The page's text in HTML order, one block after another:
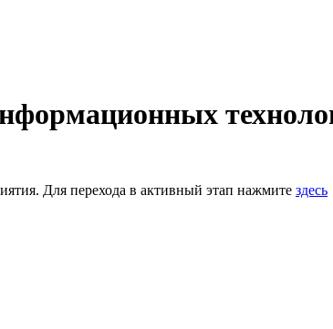
Для перехода в активный этап нажмите здесь